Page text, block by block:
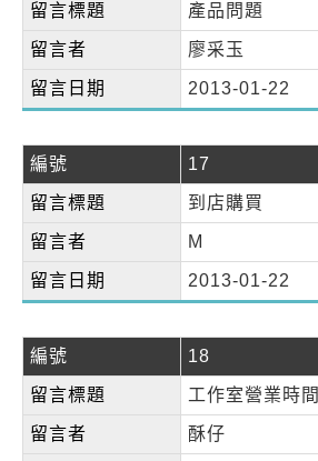
留言標題 產品問題
留言者 廖采玉
留言日期 2013-01-22
編號 17
留言標題 到店購買
留言者 M
留言日期 2013-01-22
編號 18
留言標題 工作室營業時間
留言者 酥仔